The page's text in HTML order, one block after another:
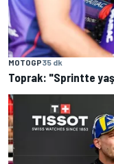
MOTOGP35 dk
Toprak: "Sprintte